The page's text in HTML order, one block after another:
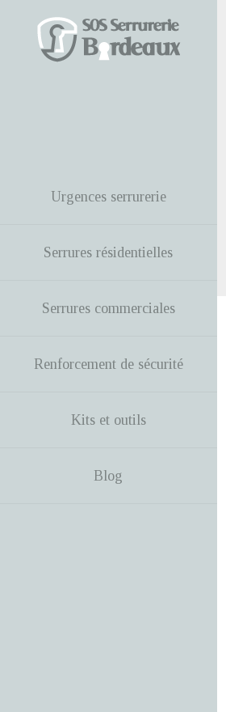
Urgences serrurerie
Serrures résidentielles
Serrures commerciales
Renforcement de sécurité
Kits et outils
Blog